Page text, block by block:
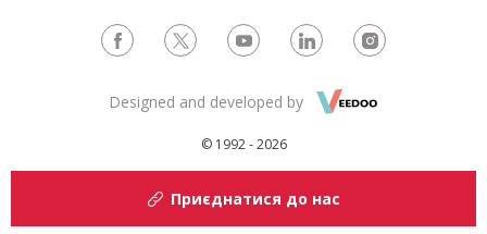
© 1992 - 2026
Designed and developed by
Приєднатися до нас